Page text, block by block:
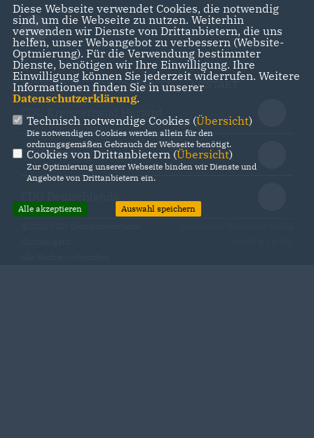
IMPRESSUM DATENSCHUTZ KONTAKT
CDU Kreisverband Herford
CDU NRW
Diese Webseite verwendet Cookies, die notwendig
sind, um die Webseite zu nutzen. Weiterhin
verwenden wir Dienste von Drittanbietern, die uns
helfen, unser Webangebot zu verbessern (Website-
Optmierung). Für die Verwendung bestimmter
Dienste, benötigen wir Ihre Einwilligung. Ihre
Einwilligung können Sie jederzeit widerrufen. Weitere
Informationen finden Sie in unserer
Datenschutzerklärung.
Technisch notwendige Cookies (Übersicht)
Die notwendigen Cookies werden allein für den
ordnungsgemäßen Gebrauch der Webseite benötigt.
Cookies von Drittanbietern (Übersicht)
Zur Optimierung unserer Webseite binden wir Dienste und
Angebote von Drittanbietern ein.
Alle akzeptieren Auswahl speichern